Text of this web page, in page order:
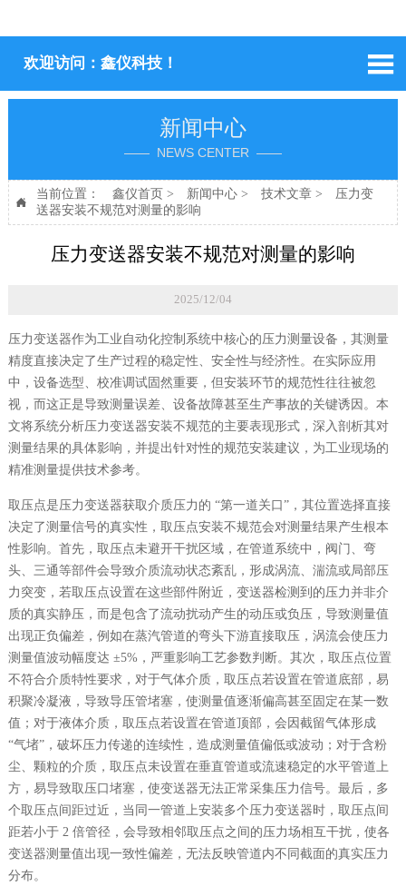
欢迎访问：鑫仪科技！ 
新闻中心
—— NEWS CENTER ——

当前位置： 鑫仪首页 > 新闻中心> 技术文章>
压力变
送器安装不规范对测量的影响
压力变送器安装不规范对测量的影响
2025/12/04
压力变送器作为工业自动化控制系统中核心的压力测量设备，其测量
精度直接决定了生产过程的稳定性、安全性与经济性。在实际应用
中，设备选型、校准调试固然重要，但安装环节的规范性往往被忽
视，而这正是导致测量误差、设备故障甚至生产事故的关键诱因。本
文将系统分析压力变送器安装不规范的主要表现形式，深入剖析其对
测量结果的具体影响，并提出针对性的规范安装建议，为工业现场的
精准测量提供技术参考。
取压点是压力变送器获取介质压力的 “第一道关口”，其位置选择直接
决定了测量信号的真实性，取压点安装不规范会对测量结果产生根本
性影响。首先，取压点未避开干扰区域，在管道系统中，阀门、弯
头、三通等部件会导致介质流动状态紊乱，形成涡流、湍流或局部压
力突变，若取压点设置在这些部件附近，变送器检测到的压力并非介
质的真实静压，而是包含了流动扰动产生的动压或负压，导致测量值
出现正负偏差，例如在蒸汽管道的弯头下游直接取压，涡流会使压力
测量值波动幅度达 ±5%，严重影响工艺参数判断。其次，取压点位置
不符合介质特性要求，对于气体介质，取压点若设置在管道底部，易
积聚冷凝液，导致导压管堵塞，使测量值逐渐偏高甚至固定在某一数
值；对于液体介质，取压点若设置在管道顶部，会因截留气体形成
“气堵”，破坏压力传递的连续性，造成测量值偏低或波动；对于含粉
尘、颗粒的介质，取压点未设置在垂直管道或流速稳定的水平管道上
方，易导致取压口堵塞，使变送器无法正常采集压力信号。最后，多
个取压点间距过近，当同一管道上安装多个压力变送器时，取压点间
距若小于 2 倍管径，会导致相邻取压点之间的压力场相互干扰，使各
变送器测量值出现一致性偏差，无法反映管道内不同截面的真实压力
分布。